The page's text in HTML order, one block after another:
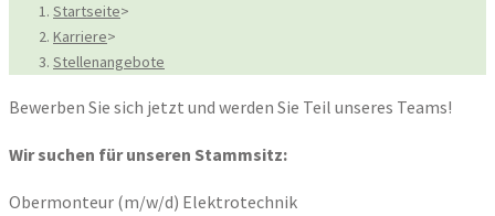
Startseite>
Karriere>
Stellenangebote
Bewerben Sie sich jetzt und werden Sie Teil unseres Teams!
Wir suchen für unseren Stammsitz:
Obermonteur (m/w/d) Elektrotechnik